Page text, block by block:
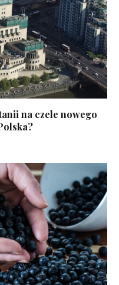
na czele nowego